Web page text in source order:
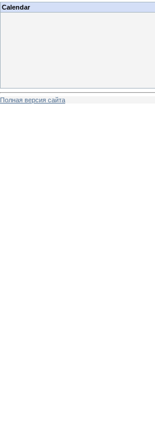
Calendar
Полная версия сайта